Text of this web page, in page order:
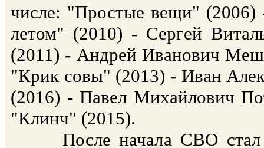
числе: "Простые вещи"
летом" (2010) - Сергей
(2011) - Андрей Иванович
"Крик совы" (2013) - Иван
(2016) - Павел Михайлович
"Клинч" (2015).
После начала СВО стал